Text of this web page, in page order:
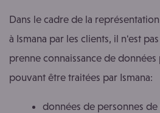
Dans le cadre de la
à Ismana par les clients, il n'est
prenne connaissance de
pouvant être traitées par Ismana:
données de personnes de